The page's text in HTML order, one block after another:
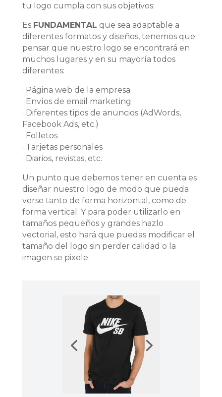
tu logo cumpla con sus objetivos:
Es FUNDAMENTAL que sea adaptable a
diferentes formatos y diseños, tenemos que
pensar que nuestro logo se encontrará en
muchos lugares y en su mayoría todos
diferentes:
· Página web de la empresa
· Envíos de email marketing
· Diferentes tipos de anuncios (AdWords,
Facebook Ads, etc.)
· Folletos
· Tarjetas personales
· Diarios, revistas, etc.
Un punto que debemos tener en cuenta es
diseñar nuestro logo de modo que pueda
verse tanto de forma horizontal, como de
forma vertical. Y para poder utilizarlo en
tamaños pequeños y grandes hazlo
vectorial, esto hará que puedas modificar el
tamaño del logo sin perder calidad o la
imagen se pixele.